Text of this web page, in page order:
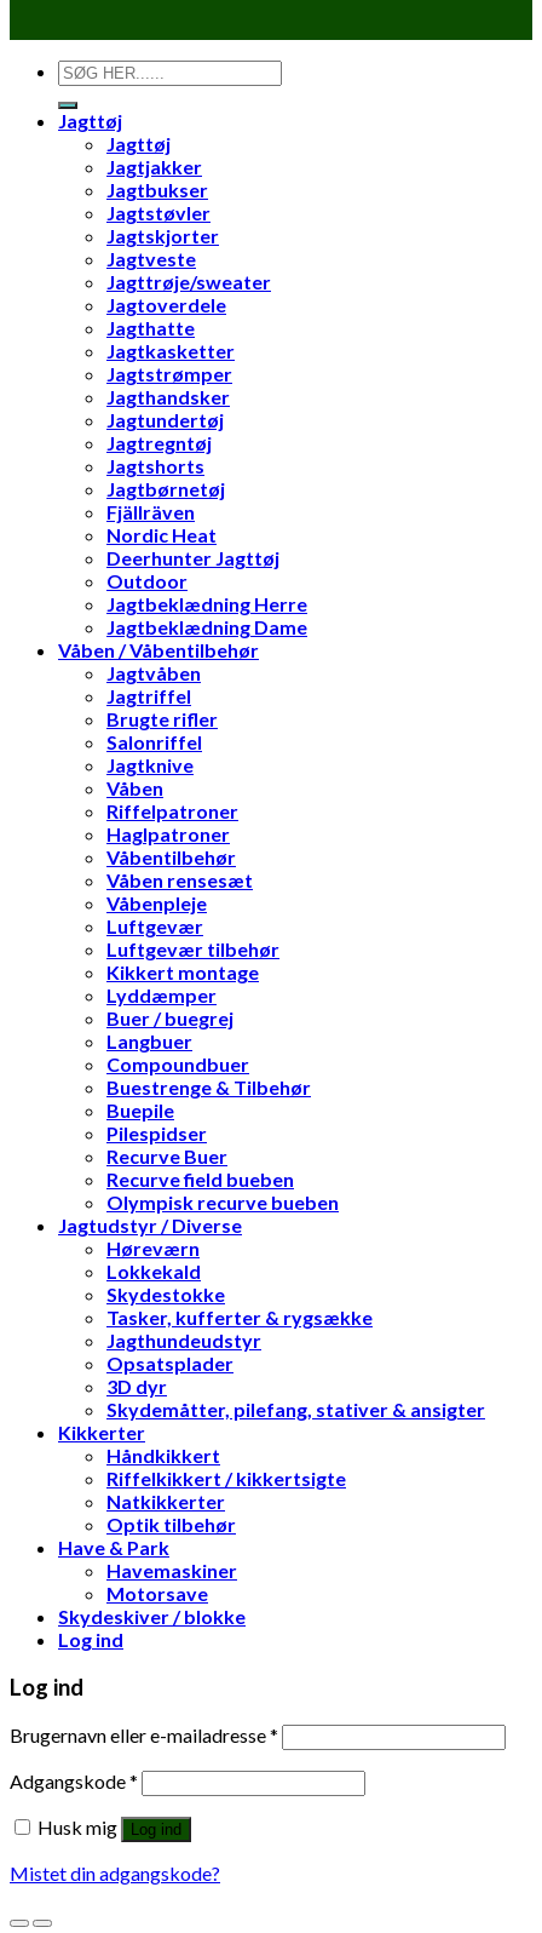
Søg
efter:
Jagttøj
Jagttøj
Jagtjakker
Jagtbukser
Jagtstøvler
Jagtskjorter
Jagtveste
Jagttrøje/sweater
Jagtoverdele
Jagthatte
Jagtkasketter
Jagtstrømper
Jagthandsker
Jagtundertøj
Jagtregntøj
Jagtshorts
Jagtbørnetøj
Fjällräven
Nordic Heat
Deerhunter Jagttøj
Outdoor
Jagtbeklædning Herre
Jagtbeklædning Dame
Våben / Våbentilbehør
Jagtvåben
Jagtriffel
Brugte rifler
Salonriffel
Jagtknive
Våben
Riffelpatroner
Haglpatroner
Våbentilbehør
Våben rensesæt
Våbenpleje
Luftgevær
Luftgevær tilbehør
Kikkert montage
Lyddæmper
Buer / buegrej
Langbuer
Compoundbuer
Buestrenge & Tilbehør
Buepile
Pilespidser
Recurve Buer
Recurve field bueben
Olympisk recurve bueben
Jagtudstyr / Diverse
Høreværn
Lokkekald
Skydestokke
Tasker, kufferter & rygsække
Jagthundeudstyr
Opsatsplader
3D dyr
Skydemåtter, pilefang, stativer & ansigter
Kikkerter
Håndkikkert
Riffelkikkert / kikkertsigte
Natkikkerter
Optik tilbehør
Have & Park
Havemaskiner
Motorsave
Skydeskiver / blokke
Log ind
Log ind
Brugernavn eller e-mailadresse*
Adgangskode*
Husk mig
Log ind
Mistet din adgangskode?